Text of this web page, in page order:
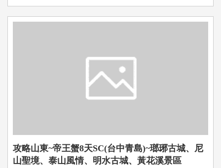
攻略山東~帝王蟹8天SC(台中青島)~瑯琊古城、尼
山聖境、泰山風情、明水古城、黃花溪景區